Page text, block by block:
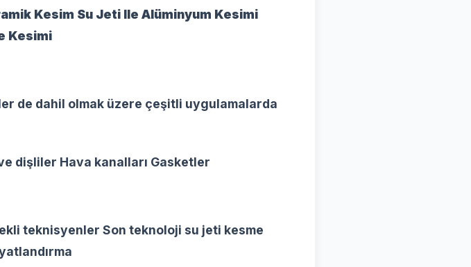
Kesim Su Jeti Ile Alüminyum Kesimi
Kesimi
de dahil olmak üzere çeşitli uygulamalarda
dişliler Hava kanalları Gasketler
teknisyenler Son teknoloji su jeti kesme